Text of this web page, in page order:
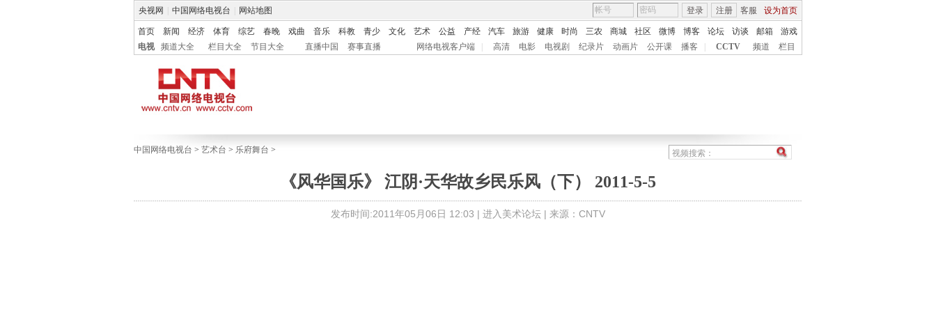
央视网 中国网络电视台 网站地图 客服 设为首页
登录 注册
首页 新闻 经济 体育 综艺 春晚 戏曲 音乐 科教 青少 文化 艺术 公益 产经 汽车 旅游 健康 时尚 三农 商城 社区 微博 博客 论坛 访谈 邮箱
游戏
电视
频道大全 栏目大全 节目大全 直播中国 赛事直播 网络电视客户端 高清 电影 电视剧 纪录片 动画片 公开课 播客 CCTV 频道 栏目
中国网络电视台 > 艺术台 > 乐府舞台 >
《风华国乐》 江阴·天华故乡民乐风（下） 2011-5-5
发布时间:2011年05月06日 12:03 | 进入美术论坛 | 来源：CNTV